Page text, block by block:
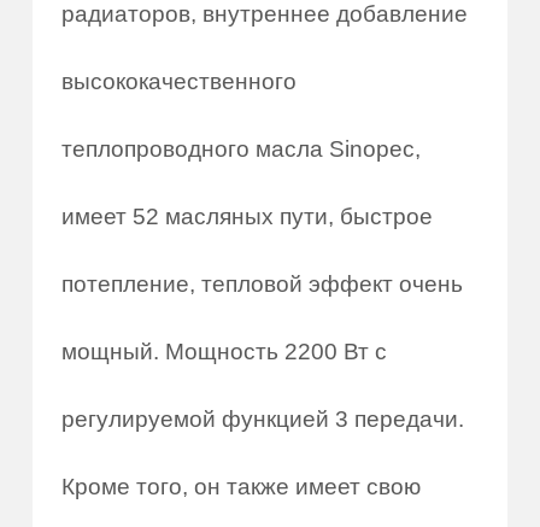
радиаторов, внутреннее добавление
высококачественного
теплопроводного масла Sinopec,
имеет 52 масляных пути, быстрое
потепление, тепловой эффект очень
мощный. Мощность 2200 Вт с
регулируемой функцией 3 передачи.
Кроме того, он также имеет свою